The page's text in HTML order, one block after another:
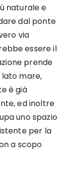
naturale e
dal ponte
via
essere il
prende
mare,
è già
ed inoltre
uno spazio
per la
a scopo